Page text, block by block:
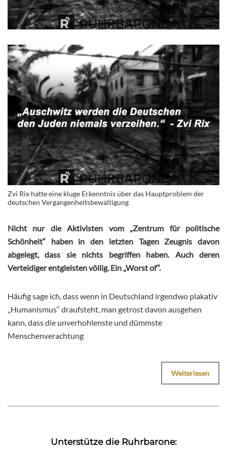
Zvi Rix hatte eine kluge Erkenntnis über das Hauptproblem der
deutschen Vergangenheitsbewältigung
Nicht nur die Aktivisten vom „Zentrum für politische
Schönheit“ haben in den letzten Tagen Zeugnis davon
abgelegt, dass sie nichts begriffen haben. Auch deren
Verteidiger entgleisten völlig. Ein „Worst of“.
Häufig sage ich, dass wenn in Deutschland irgendwo plakativ
„Humanismus“ draufsteht, man getrost davon ausgehen
kann, dass die unverhohlenste und dümmste
Menschenverachtung
Weiterlesen
Unterstütze die Ruhrbarone: